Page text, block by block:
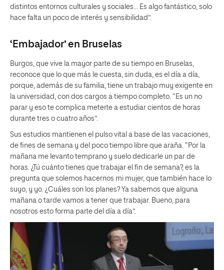
distintos entornos culturales y sociales… Es algo fantástico, solo
hace falta un poco de interés y sensibilidad”.
‘Embajador’ en Bruselas
Burgos, que vive la mayor parte de su tiempo en Bruselas,
reconoce que lo que más le cuesta, sin duda, es el día a día,
porque, además de su familia, tiene un trabajo muy exigente en
la universidad, con dos cargos a tiempo completo. “Es un no
parar y eso te complica meterte a estudiar cientos de horas
durante tres o cuatro años”.
Sus estudios mantienen el pulso vital a base de las vacaciones,
de fines de semana y del poco tiempo libre que araña. “Por la
mañana me levanto temprano y suelo dedicarle un par de
horas. ¿Tú cuánto tienes que trabajar el fin de semana?, es la
pregunta que solemos hacernos mi mujer, que también hace lo
suyo, y yo. ¿Cuáles son los planes? Ya sabemos que alguna
mañana o tarde vamos a tener que trabajar. Bueno, para
nosotros esto forma parte del día a día”.